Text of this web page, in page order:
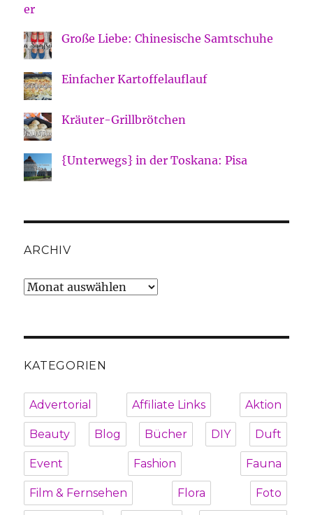
Große Liebe: Chinesische Samtschuhe
Einfacher Kartoffelauflauf
Kräuter-Grillbrötchen
{Unterwegs} in der Toskana: Pisa
ARCHIV
Archiv
KATEGORIEN
Advertorial Affiliate Links Aktion
Beauty Blog Bücher DIY Duft
Event Fashion Fauna
Film & Fernsehen Flora Foto